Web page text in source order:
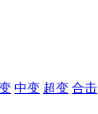
中变 超变 合击